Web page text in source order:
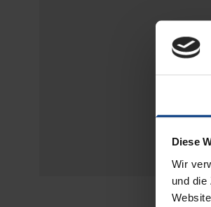
Diese
Wir
und die